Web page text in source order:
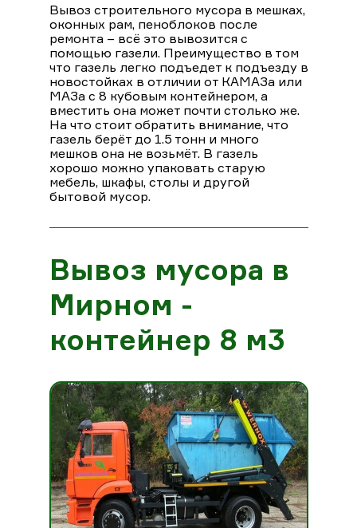
Вывоз строительного мусора в мешках,
оконных рам, пеноблоков после
ремонта – всё это вывозится с
помощью газели. Преимущество в том
что газель легко подъедет к подъезду в
новостойках в отличии от КАМАЗа или
МАЗа с 8 кубовым контейнером, а
вместить она может почти столько же.
На что стоит обратить внимание, что
газель берёт до 1.5 тонн и много
мешков она не возьмёт. В газель
хорошо можно упаковать старую
мебель, шкафы, столы и другой
бытовой мусор.
Вывоз мусора в
Мирном -
контейнер 8 м3